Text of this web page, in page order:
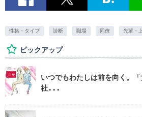
性格・タイプ 診断 職場 同僚 先輩・
ピックアップ
いつでもわたしは前を向く。
社...